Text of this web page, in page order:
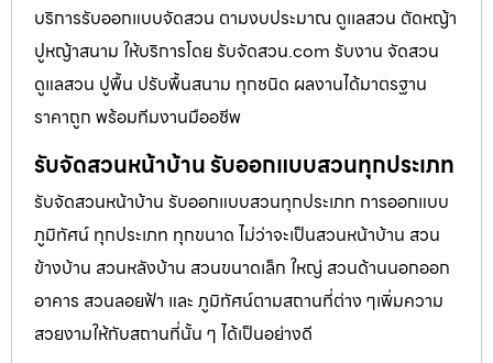
บริการรับออกแบบจัดสวน ตามงบประมาณ ดูเเลสวน ตัดหญ้า
ปูหญ้าสนาม ให้บริการโดย รับจัดสวน.com รับงาน จัดสวน
ดูแลสวน ปูพื้น ปรับพื้นสนาม ทุกชนิด ผลงานได้มาตรฐาน
ราคาถูก พร้อมทีมงานมืออชีพ
รับจัดสวนหน้าบ้าน รับออกแบบสวนทุกประเภท
รับจัดสวนหน้าบ้าน รับออกแบบสวนทุกประเภท การออกแบบ
ภูมิทัศน์ ทุกประเภท ทุกขนาด ไม่ว่าจะเป็นสวนหน้าบ้าน สวน
ข้างบ้าน สวนหลังบ้าน สวนขนาดเล็ก ใหญ่ สวนด้านนอกออก
อาคาร สวนลอยฟ้า และ ภูมิทัศน์ตามสถานที่ต่าง ๆเพิ่มความ
สวยงามให้กับสถานที่นั้น ๆ ได้เป็นอย่างดี